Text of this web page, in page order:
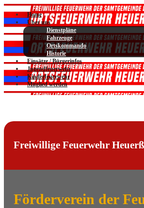
Home
Über uns
Dienstpläne
Fahrzeuge
Ortskommando
Historie
Einsätze / Bürgerinfos
Jugendfeuerwehr
Kinderfeuerwehr
Mitglied werden
Freiwillige Feuerwehr
Förderverein der